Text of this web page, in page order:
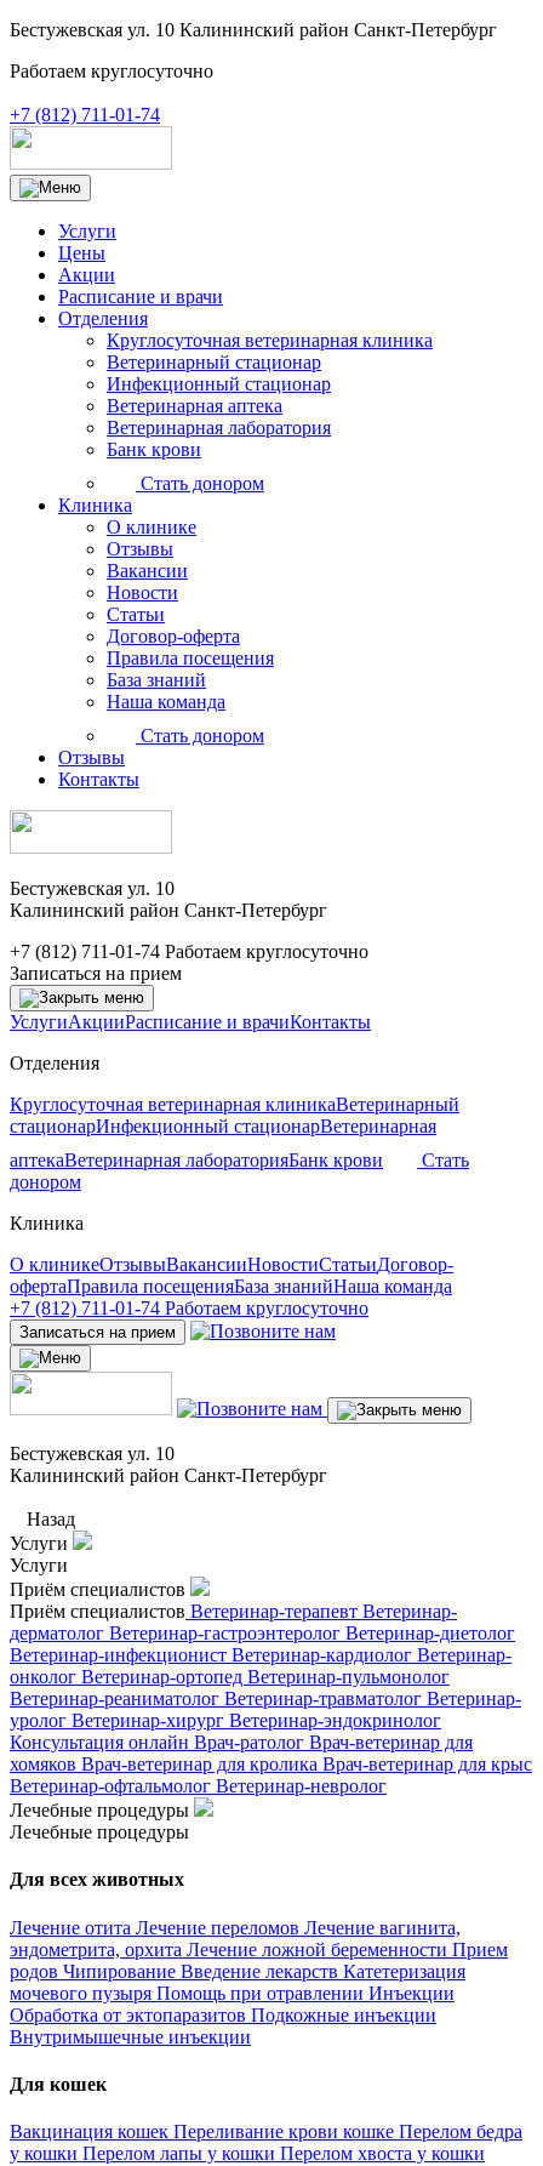
Бестужевская ул. 10 Калининский район Санкт-Петербург
Работаем круглосуточно
+7 (812) 711-01-74
Услуги
Цены
Акции
Расписание и врачи
Отделения
Круглосуточная ветеринарная клиника
Ветеринарный стационар
Инфекционный стационар
Ветеринарная аптека
Ветеринарная лаборатория
Банк крови
Стать донором
Клиника
О клинике
Отзывы
Вакансии
Новости
Статьи
Договор-оферта
Правила посещения
База знаний
Наша команда
Стать донором
Отзывы
Контакты
Бестужевская ул. 10
Калининский район Санкт-Петербург
+7 (812) 711-01-74 Работаем круглосуточно
Записаться на прием
УслугиАкцииРасписание и врачиКонтакты
Отделения
Круглосуточная ветеринарная клиникаВетеринарный
стационарИнфекционный стационарВетеринарная
аптекаВетеринарная лабораторияБанк крови
Стать
донором
Клиника
О клиникеОтзывыВакансииНовостиСтатьиДоговор-
офертаПравила посещенияБаза знанийНаша команда
+7 (812) 711-01-74 Работаем круглосуточно
Записаться на прием
Бестужевская ул. 10
Калининский район Санкт-Петербург
Назад
Услуги
Услуги
Приём специалистов
Приём специалистов Ветеринар-терапевт Ветеринар-
дерматолог Ветеринар-гастроэнтеролог Ветеринар-диетолог
Ветеринар-инфекционист Ветеринар-кардиолог Ветеринар-
онколог Ветеринар-ортопед Ветеринар-пульмонолог
Ветеринар-реаниматолог Ветеринар-травматолог Ветеринар-
уролог Ветеринар-хирург Ветеринар-эндокринолог
Консультация онлайн Врач-ратолог Врач-ветеринар для
хомяков Врач-ветеринар для кролика Врач-ветеринар для крыс
Ветеринар-офтальмолог Ветеринар-невролог
Лечебные процедуры
Лечебные процедуры
Для всех животных
Лечение отита Лечение переломов Лечение вагинита,
эндометрита, орхита Лечение ложной беременности Прием
родов Чипирование Введение лекарств Катетеризация
мочевого пузыря Помощь при отравлении Инъекции
Обработка от эктопаразитов Подкожные инъекции
Внутримышечные инъекции
Для кошек
Вакцинация кошек Переливание крови кошке Перелом бедра
у кошки Перелом лапы у кошки Перелом хвоста у кошки